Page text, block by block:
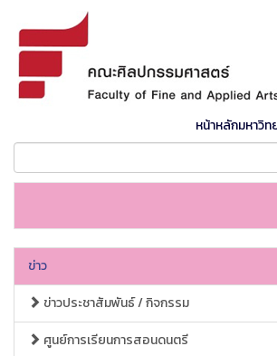
หน้าหลักมหาวิท
ข่าว
ข่าวประชาสัมพันธ์ / กิจกรรม
ศูนย์การเรียนการสอนดนตรี